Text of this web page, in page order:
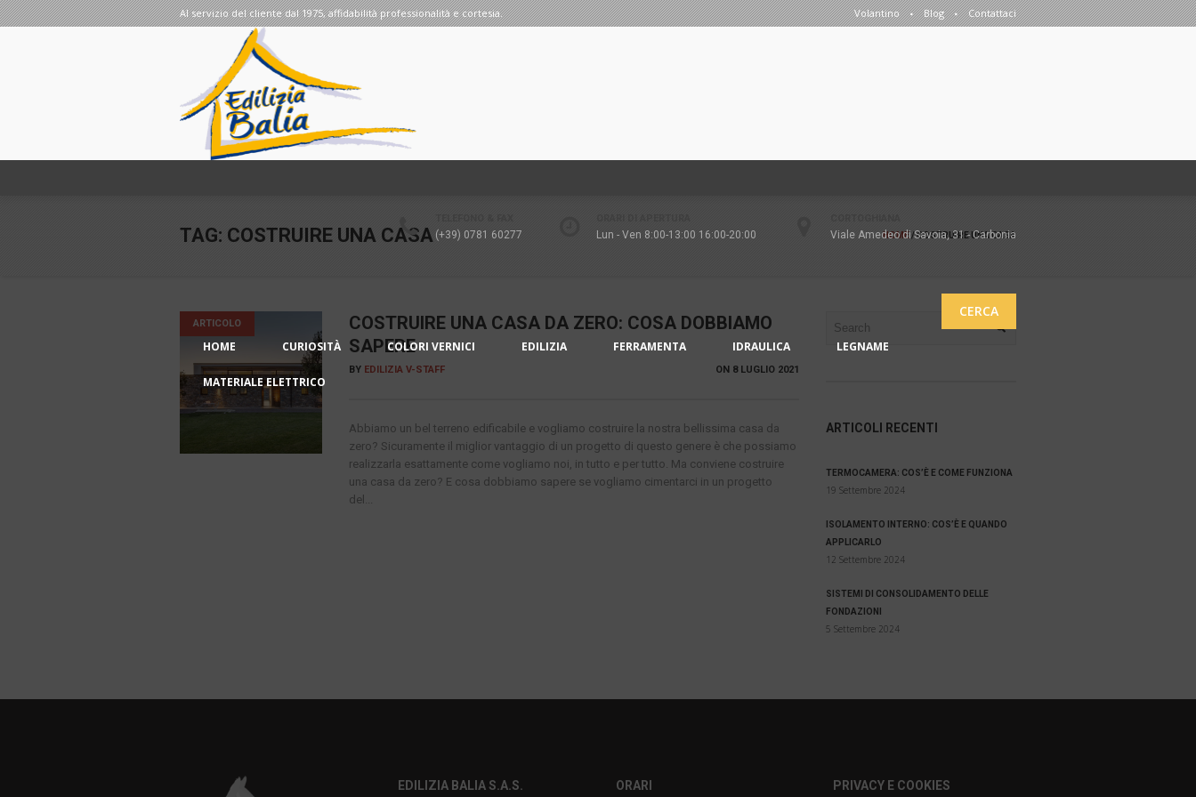
Volantino Blog Contattaci
Al servizio del cliente dal 1975, affidabilità professionalità e cortesia.
(+39) 0781 60277 Lun - Ven 8:00-13:00 16:00-20:00 Viale Amedeo di Savoia, 31 - Carbonia
CERCA
HOME CURIOSITÀ COLORI VERNICI EDILIZIA FERRAMENTA IDRAULICA LEGNAME
MATERIALE ELETTRICO
TAG: COSTRUIRE UNA CASA HOME/COSTRUIRE UNA CASA
ARTICOLO
COSTRUIRE UNA CASA DA ZERO: COSA DOBBIAMO
SAPERE
ON 8 LUGLIO 2021
BY EDILIZIA V-STAFF
Abbiamo un bel terreno edificabile e vogliamo costruire la nostra bellissima casa da
zero? Sicuramente il miglior vantaggio di un progetto di questo genere è che possiamo
realizzarla esattamente come vogliamo noi, in tutto e per tutto. Ma conviene costruire
una casa da zero? E cosa dobbiamo sapere se vogliamo cimentarci in un progetto
del...
ARTICOLI RECENTI
TERMOCAMERA: COS’È E COME FUNZIONA
19 Settembre 2024
ISOLAMENTO INTERNO: COS’È E QUANDO
APPLICARLO
12 Settembre 2024
SISTEMI DI CONSOLIDAMENTO DELLE
FONDAZIONI
5 Settembre 2024
EDILIZIA BALIA S.A.S. ORARI PRIVACY E COOKIES